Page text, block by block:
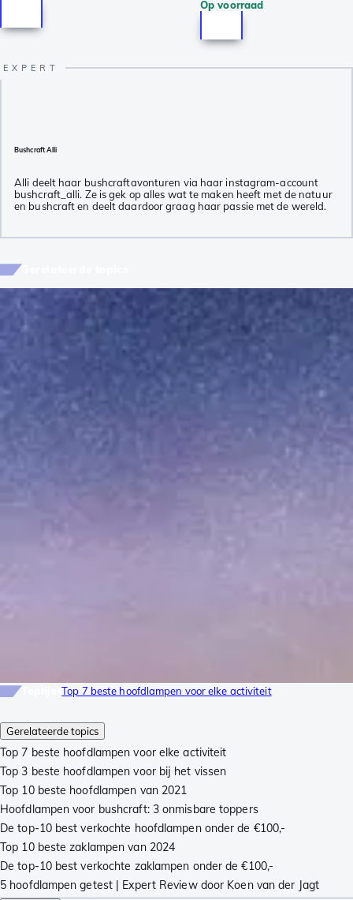
Gerelateerde topics
Top 7 beste hoofdlampen voor elke activiteit
Top 3 beste hoofdlampen voor bij het vissen
Top 10 beste hoofdlampen van 2021
Hoofdlampen voor bushcraft: 3 onmisbare toppers
De top-10 best verkochte hoofdlampen onder de €100,-
Top 10 beste zaklampen van 2024
De top-10 best verkochte zaklampen onder de €100,-
5 hoofdlampen getest | Expert Review door Koen van der Jagt
Op voorraad
Bushcraft Alli
Alli deelt haar bushcraftavonturen via haar instagram-account
bushcraft_alli. Ze is gek op alles wat te maken heeft met de natuur
en bushcraft en deelt daardoor graag haar passie met de wereld.
ToplijstTop 7 beste hoofdlampen voor elke activiteit